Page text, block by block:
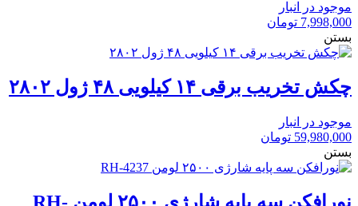
موجود در انبار
7,998,000 تومان
بستن
چکش تخریب برقی ۱۴ کیلویی ۴۸ ژول ۲۸۰۲
موجود در انبار
59,980,000 تومان
بستن
نورافکن سه پایه شارژی ۲۵۰۰ لومن RH-